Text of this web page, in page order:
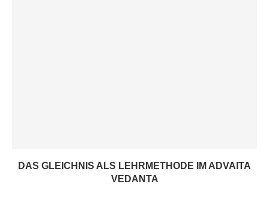
DAS GLEICHNIS ALS LEHRMETHODE IM ADVAITA
VEDANTA